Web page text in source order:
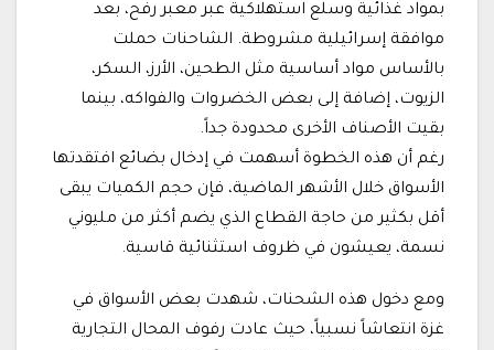
بمواد غذائية وسلع استهلاكية عبر معبر رفح، بعد
موافقة إسرائيلية مشروطة. الشاحنات حملت
بالأساس مواد أساسية مثل الطحين، الأرز، السكر،
الزيوت، إضافة إلى بعض الخضروات والفواكه، بينما
بقيت الأصناف الأخرى محدودة جداً.
رغم أن هذه الخطوة أسهمت في إدخال بضائع افتقدتها
الأسواق خلال الأشهر الماضية، فإن حجم الكميات يبقى
أقل بكثير من حاجة القطاع الذي يضم أكثر من مليوني
نسمة، يعيشون في ظروف استثنائية قاسية.
ومع دخول هذه الشحنات، شهدت بعض الأسواق في
غزة انتعاشاً نسبياً، حيث عادت رفوف المحال التجارية